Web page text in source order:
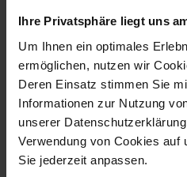
Ihre Privatsphäre liegt uns
Um Ihnen ein optimales
ermöglichen, nutzen wir
Deren Einsatz stimmen Sie
Informationen zur Nutzung
unserer
Verwendung von Cookies auf
Sie jederzeit anpassen.